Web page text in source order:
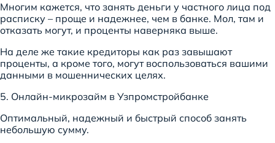
Многим кажется, что занять деньги у частного лица под
расписку – проще и надежнее, чем в банке. Мол, там и
отказать могут, и проценты наверняка выше.
На деле же такие кредиторы как раз завышают
проценты, а кроме того, могут воспользоваться вашими
данными в мошеннических целях.
5. Онлайн-микрозайм в Узпромстройбанке
Оптимальный, надежный и быстрый способ занять
небольшую сумму.